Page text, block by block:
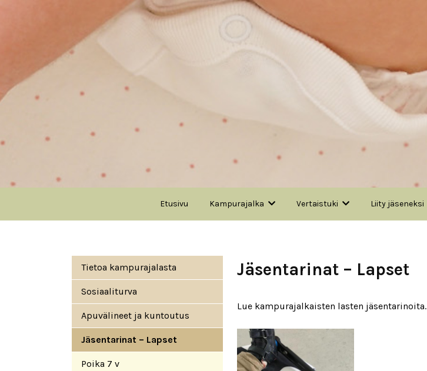
Etusivu Kampurajalka Vertaistuki Liity jäseneksi
Päävalikko
Tietoa kampurajalasta
Sosiaaliturva
Apuvälineet ja kuntoutus
Jäsentarinat – Lapset
Poika 7 v
Jäsentarinat – Lapset
Lue kampurajalkaisten lasten jäsentarinoita.